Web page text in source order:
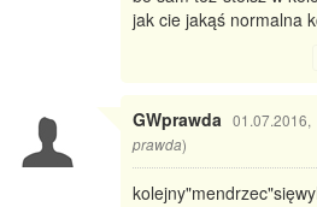
jak cie jakąś normalna
GWprawda
prawda)